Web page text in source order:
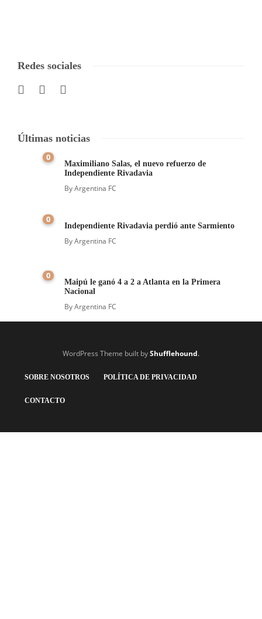
Redes sociales
Últimas noticias
0
Maximiliano Salas, el nuevo refuerzo de
Independiente Rivadavia
ByArgentina FC
0
Independiente Rivadavia perdió ante Sarmiento
ByArgentina FC
0
Maipú le ganó 4 a 2 a Atlanta en la Primera
Nacional
ByArgentina FC
WordPress Theme built byShufflehound.
SOBRE NOSOTROS POLÍTICA DE PRIVACIDAD
CONTACTO